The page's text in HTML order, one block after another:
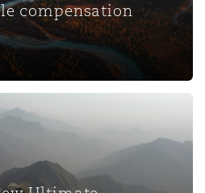
compensation